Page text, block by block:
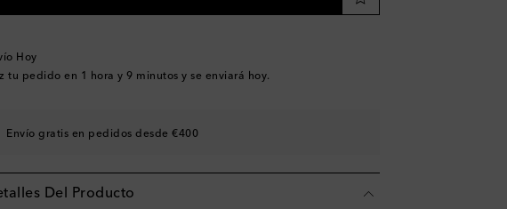
Hoy
tu pedido en 1 hora y 9 minutos y se enviará hoy.
Envío gratis en pedidos desde €400
Del Producto